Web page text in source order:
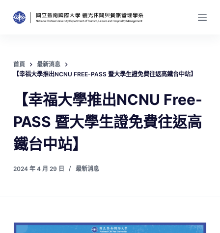
跳
至
內
容
首頁
最新消息
【幸福大學推出NCNU FREE-PASS 暨大學生證免費往返高鐵台中站】
【幸福大學推出NCNU Free-
PASS 暨大學生證免費往返高
鐵台中站】
2024 年 4 月 29 日 最新消息